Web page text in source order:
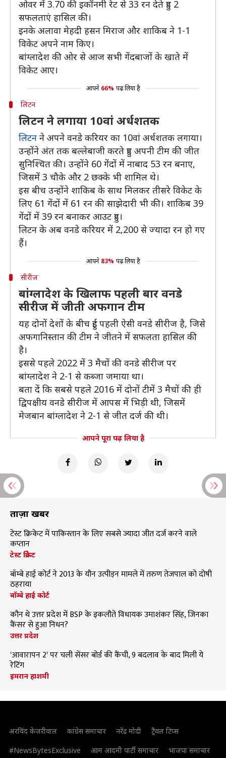
ओवर में 3.70 की इकॉनमी रेट से 33 रन देते हुए 2
सफलताएं हासिल की।
इनके अलावा मेहदी हसन मिराज और शाकिब ने 1-1
विकेट अपने नाम किए।
बांग्लादेश की ओर से आज सभी गेंदबाजों के खाते में
विकेट आए।
आपने 66% पढ़ लिया है
लिटन
लिटन ने लगाया 10वां अर्धशतक
लिटन ने अपने वनडे करियर का 10वां अर्धशतक लगाया।
उन्होंने अंत तक बल्लेबाजी करते हुए अपनी टीम की जीत
सुनिश्चित की। उन्होंने 60 गेंदों में नाबाद 53 रन बनाए,
जिसमें 3 चौके और 2 छक्के भी शामिल थे।
इस बीच उन्होंने शाकिब के साथ मिलकर तीसरे विकेट के
लिए 61 गेंदों में 61 रन की साझेदारी भी की। शाकिब 39
गेंदों में 39 रन बनाकर आउट हुए।
लिटन के अब वनडे करियर में 2,200 से ज्यादा रन हो गए
हैं।
आपने 83% पढ़ लिया है
सीरीज
बांग्लादेश के खिलाफ पहली बार वनडे
सीरीज में जीती अफगान टीम
यह दोनों देशों के बीच हुई पहली ऐसी वनडे सीरीज है, जिसे
अफगानिस्तान की टीम ने जीतने में सफलता हासिल की
है।
इससे पहले 2022 में 3 मैचों की वनडे सीरीज पर
बांग्लादेश ने 2-1 से कब्जा जमाया था।
बता दें कि सबसे पहले 2016 में दोनों टीमें 3 मैचों की ही
द्विपक्षीय वनडे सीरीज में आपस में भिड़ी थी, जिसमें
मेजबान बांग्लादेश ने 2-1 से जीत दर्ज की थी।
आपने पूरा पढ़ लिया है
ताज़ा खबरें
टेस्ट क्रिकेट में पाकिस्तान के लिए सबसे ज्यादा जीत दर्ज करने वाले
कप्तान
टेस्ट क्रिकेट
बॉम्बे हाई कोर्ट ने 2013 के यौन उत्पीड़न मामले में तरुण तेजपाल को दोषी
ठहराया
बॉम्बे हाई कोर्ट
कौन थे उत्तर प्रदेश में BSP के इकलौते विधायक उमाशंकर सिंह, जिनका
कैंसर से हुआ निधन?
उत्तर प्रदेश
'आवारापन 2' पर चली सेंसर बोर्ड की कैंची, 9 बदलाव के बाद मिली ये
रेटिंग
इमरान हाशमी
अरविंद केजरीवाल कांग्रेस समाचार नरेंद्र मोदी
ट्रैवल टिप्स
#NewsBytesExclusive
आम आदमी पार्टी समाचार भाजपा समाचार